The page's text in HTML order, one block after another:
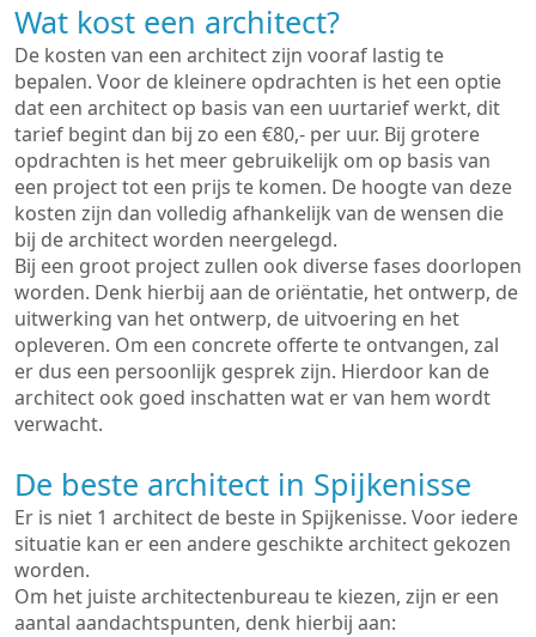
Wat kost een architect?
De kosten van een architect zijn vooraf lastig te
bepalen. Voor de kleinere opdrachten is het een optie
dat een architect op basis van een uurtarief werkt, dit
tarief begint dan bij zo een €80,- per uur. Bij grotere
opdrachten is het meer gebruikelijk om op basis van
een project tot een prijs te komen. De hoogte van deze
kosten zijn dan volledig afhankelijk van de wensen die
bij de architect worden neergelegd.
Bij een groot project zullen ook diverse fases doorlopen
worden. Denk hierbij aan de oriëntatie, het ontwerp, de
uitwerking van het ontwerp, de uitvoering en het
opleveren. Om een concrete offerte te ontvangen, zal
er dus een persoonlijk gesprek zijn. Hierdoor kan de
architect ook goed inschatten wat er van hem wordt
verwacht.
De beste architect in Spijkenisse
Er is niet 1 architect de beste in Spijkenisse. Voor iedere
situatie kan er een andere geschikte architect gekozen
worden.
Om het juiste architectenbureau te kiezen, zijn er een
aantal aandachtspunten, denk hierbij aan: